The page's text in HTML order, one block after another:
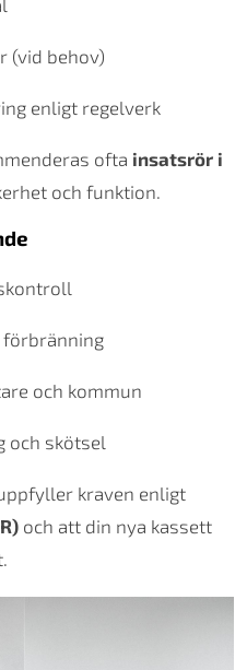
(vid behov)
enligt regelverk
ofta insatsrör i
och funktion.
förbränning
och kommun
och skötsel
kraven enligt
och att din nya kassett